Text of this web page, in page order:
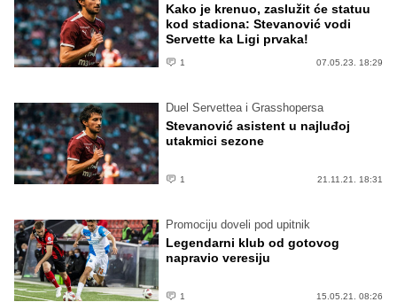
Kako je krenuo, zaslužit će statuu
kod stadiona: Stevanović vodi
Servette ka Ligi prvaka!
1 07.05.23. 18:29
Duel Servettea i Grasshopersa
Stevanović asistent u najluđoj
utakmici sezone
1 21.11.21. 18:31
Promociju doveli pod upitnik
Legendarni klub od gotovog
napravio veresiju
1 15.05.21. 08:26